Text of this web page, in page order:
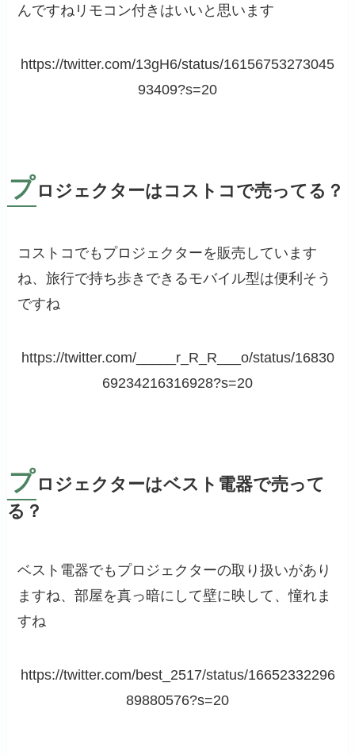
んですねリモコン付きはいいと思います
https://twitter.com/13gH6/status/16156753273045
93409?s=20
プ ロジェクターはコストコで売ってる？
コストコでもプロジェクターを販売しています
ね、旅行で持ち歩きできるモバイル型は便利そう
ですね
https://twitter.com/_____r_R_R___o/status/16830
69234216316928?s=20
プ ロジェクターはベスト電器で売って
る？
ベスト電器でもプロジェクターの取り扱いがあり
ますね、部屋を真っ暗にして壁に映して、憧れま
すね
https://twitter.com/best_2517/status/16652332296
89880576?s=20